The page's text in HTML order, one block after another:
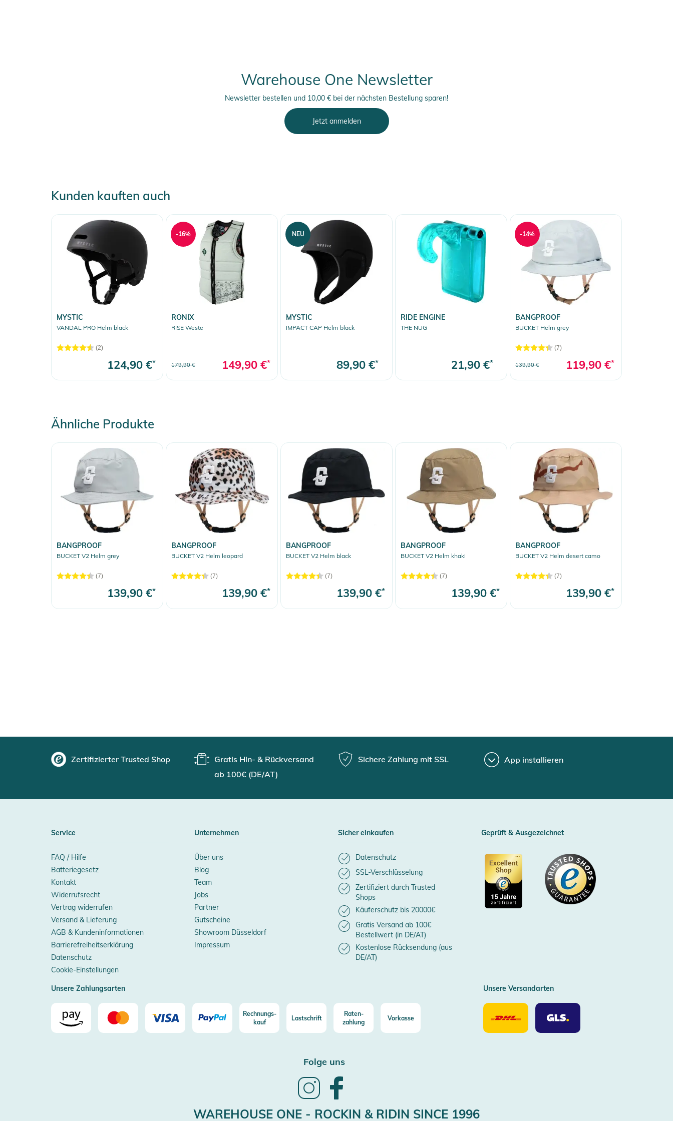
Warehouse One Newsletter
Newsletter bestellen und 10,00 € bei der nächsten Bestellung sparen!
Jetzt anmelden
Kunden kauften auch
MYSTIC
VANDAL PRO Helm black
(2)
124,90 €*
RONIX
RISE Weste
179,90 € 149,90 €*
-16%
MYSTIC
IMPACT CAP Helm black
89,90 €*
NEU
RIDE ENGINE
THE NUG
21,90 €*
BANGPROOF
BUCKET Helm grey
(7)
139,90 € 119,90 €*
-14%
Ähnliche Produkte
BANGPROOF
BUCKET V2 Helm grey
(7)
139,90 €*
BANGPROOF
BUCKET V2 Helm leopard
(7)
139,90 €*
BANGPROOF
BUCKET V2 Helm black
(7)
139,90 €*
BANGPROOF
BUCKET V2 Helm khaki
(7)
139,90 €*
BANGPROOF
BUCKET V2 Helm desert camo
(7)
139,90 €*
Zertifizierter Trusted Shop
Gratis Hin- & Rückversand
ab 100€ (DE/AT)
Sichere Zahlung mit SSL App installieren
Service
FAQ / Hilfe
Batteriegesetz
Kontakt
Widerrufsrecht
Vertrag widerrufen
Versand & Lieferung
AGB & Kundeninformationen
Barrierefreiheitserklärung
Datenschutz
Cookie-Einstellungen
Unternehmen
Über uns
Blog
Team
Jobs
Partner
Gutscheine
Showroom Düsseldorf
Impressum
Sicher einkaufen
Datenschutz
SSL-Verschlüsselung
Zertifiziert durch Trusted
Shops
Käuferschutz bis 20000€
Gratis Versand ab 100€
Bestellwert (in DE/AT)
Kostenlose Rücksendung (aus
DE/AT)
Geprüft & Ausgezeichnet
Unsere Zahlungsarten
Rechnungs-
kauf
Lastschrift
Raten-
zahlung
Vorkasse
Unsere Versandarten
Unsere
Versandarten
DHL
Unsere
Versandarten
GLS
Folge uns
Follow
InstagramFacebook
WAREHOUSE ONE - ROCKIN & RIDIN SINCE 1996